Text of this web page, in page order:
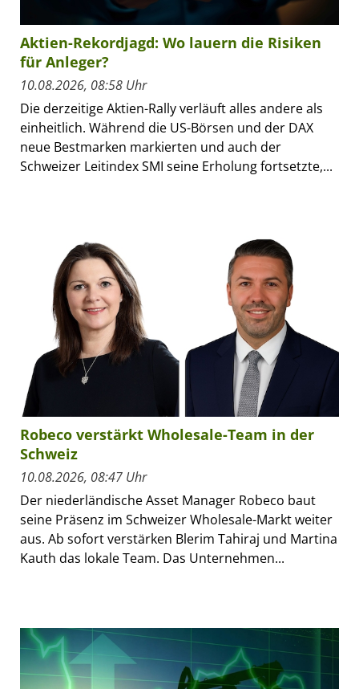
Aktien-Rekordjagd: Wo lauern die Risiken
für Anleger?
10.08.2026, 08:58 Uhr
Die derzeitige Aktien-Rally verläuft alles andere als
einheitlich. Während die US-Börsen und der DAX
neue Bestmarken markierten und auch der
Schweizer Leitindex SMI seine Erholung fortsetzte,...
Robeco verstärkt Wholesale-Team in der
Schweiz
10.08.2026, 08:47 Uhr
Der niederländische Asset Manager Robeco baut
seine Präsenz im Schweizer Wholesale-Markt weiter
aus. Ab sofort verstärken Blerim Tahiraj und Martina
Kauth das lokale Team. Das Unternehmen...